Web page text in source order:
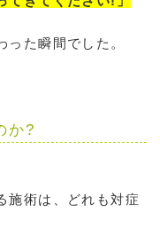
た瞬間でした。
か?
施術は、どれも対症